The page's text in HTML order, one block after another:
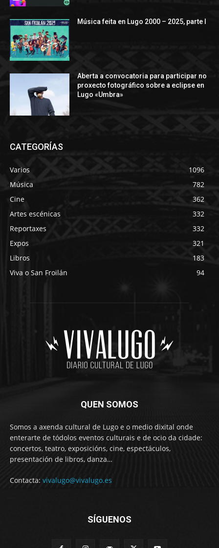
Música feita en Lugo 2000 – 2025, parte I
Aberta a convocatoria para participar no
proxecto fotográfico sobre a eclipse en
Lugo «Umbra»
CATEGORÍAS
Varios
1096
Música
782
Cine
362
Artes escénicas
332
Reportaxes
332
Expos
321
Libros
183
Viva o San Froilán
94
QUEN SOMOS
Somos a axenda cultural de Lugo e o medio dixital onde
enterarte de tódolos eventos culturais e de ocio da cidade:
concertos, teatro, exposicións, cine, espectáculos,
presentación de libros, danza…
Contacta: vivalugo@vivalugo.es
SÍGUENOS